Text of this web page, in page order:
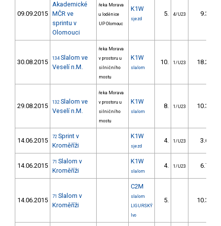
09.09.2015
Akademické
MČR ve
sprintu v
Olomouci
řeka Morava
u loděnice
UP Olomouc
K1W
sjezd
5. 4/U23 9.30
30.08.2015 134 Slalom ve
Veselí n.M.
řeka Morava
v prostoru u
silničního
mostu
K1W
slalom
10. 1/U23 18.24
29.08.2015 132 Slalom ve
Veselí n.M.
řeka Morava
v prostoru u
silničního
mostu
K1W
slalom
8. 1/U23 10.32
14.06.2015 72 Sprint v
Kroměříži
K1W
sjezd
4. 1/U23 3.60
14.06.2015 71 Slalom v
Kroměříži
K1W
slalom
4. 1/U23 6.70
14.06.2015 71 Slalom v
Kroměříži
C2M
slalom
LIGURSKÝ
Ivo
5. 10.30